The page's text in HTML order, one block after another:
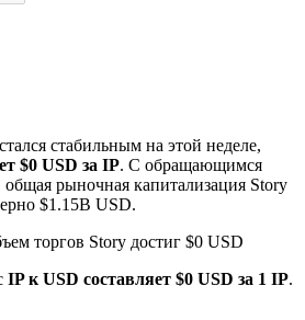
M
стабильным на этой неделе,
$0 USD за IP. С обращающимся
рыночная капитализация Story
$1.15B USD.
торгов Story достиг $0 USD
IP к USD составляет $0 USD за 1 IP.